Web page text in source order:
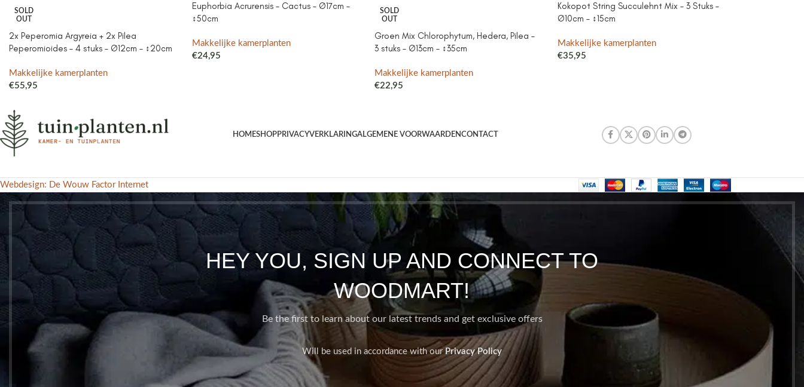
SOLD
OUT
2x Peperomia Argyreia + 2x Pilea
Peperomioides – 4 stuks – Ø12cm – ↕20cm
Makkelijke kamerplanten
€55,95
Euphorbia Acrurensis – Cactus – Ø17cm –
↕50cm
Makkelijke kamerplanten
€24,95
SOLD
OUT
Groen Mix Chlorophytum, Hedera, Pilea –
3 stuks – Ø13cm – ↕35cm
Makkelijke kamerplanten
€22,95
Kokopot String Succulehnt Mix – 3 Stuks –
Ø10cm – ↕15cm
Makkelijke kamerplanten
€35,95
HOMESHOPPRIVACYVERKLARINGALGEMENE VOORWAARDENCONTACT
Webdesign: De Wouw Factor Internet
HEY YOU, SIGN UP AND CONNECT TO
WOODMART!
Be the first to learn about our latest trends and get exclusive offers
Will be used in accordance with ourPrivacy Policy